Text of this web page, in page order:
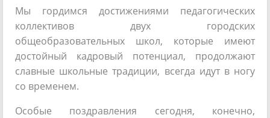
Мы гордимся достижениями педагогических
коллективов двух городских
общеобразовательных школ, которые имеют
достойный кадровый потенциал, продолжают
славные школьные традиции, всегда идут в ногу
со временем.
Особые поздравления сегодня, конечно,